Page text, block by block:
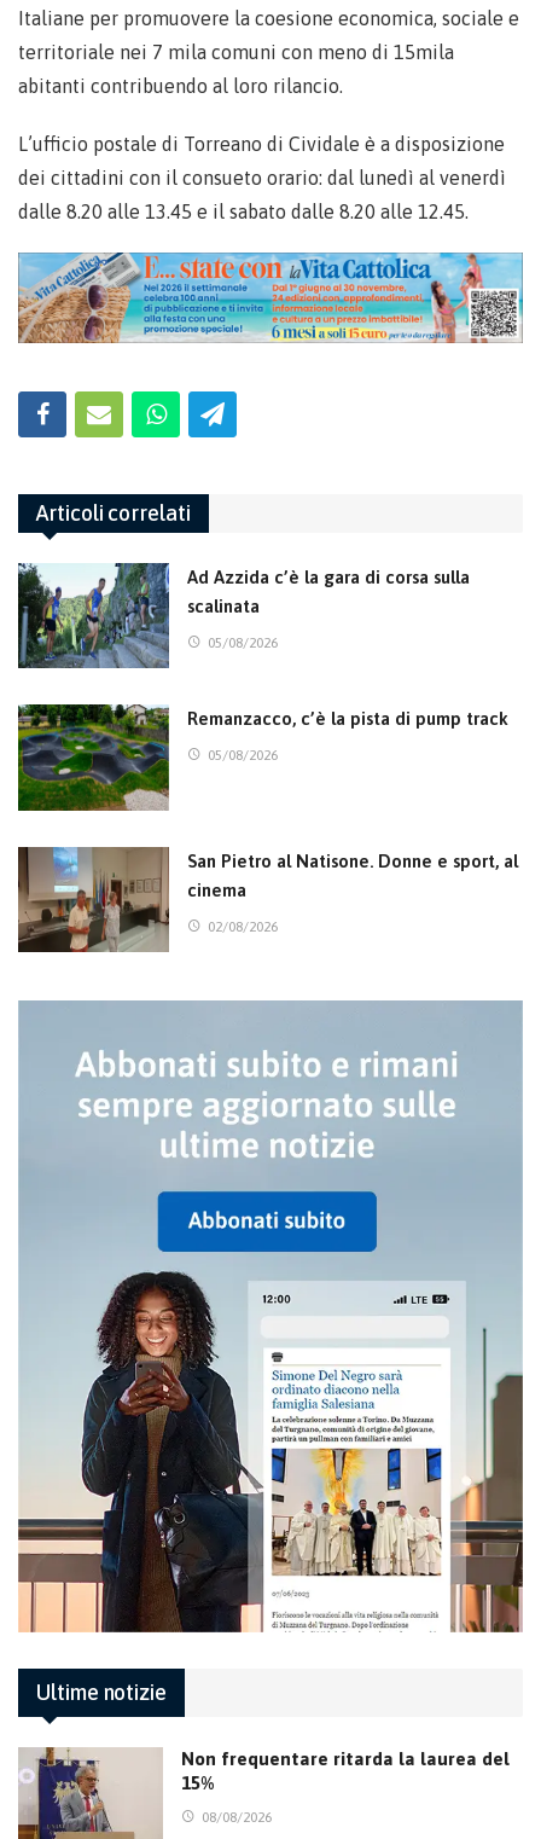
Italiane per promuovere la coesione economica, sociale e
territoriale nei 7 mila comuni con meno di 15mila
abitanti contribuendo al loro rilancio.
L’ufficio postale di Torreano di Cividale è a disposizione
dei cittadini con il consueto orario: dal lunedì al venerdì
dalle 8.20 alle 13.45 e il sabato dalle 8.20 alle 12.45.
Articoli correlati
Ad Azzida c’è la gara di corsa sulla
scalinata
05/08/2026
Remanzacco, c’è la pista di pump track
05/08/2026
San Pietro al Natisone. Donne e sport, al
cinema
02/08/2026
Ultime notizie
Non frequentare ritarda la laurea del
15%
08/08/2026